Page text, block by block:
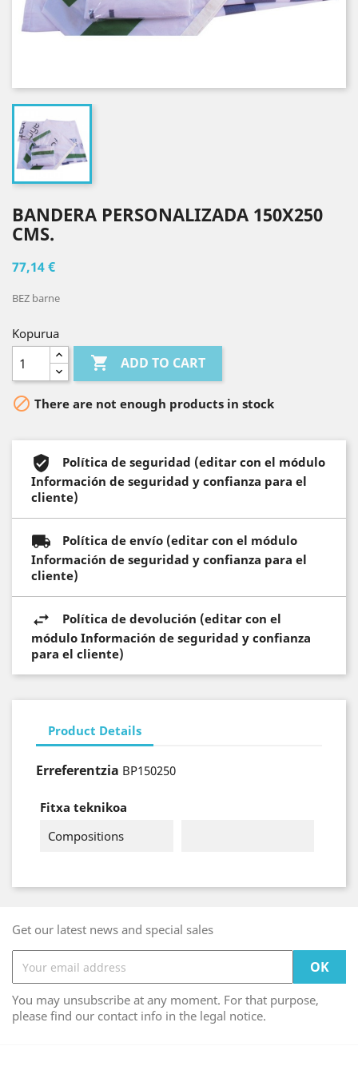
BANDERA PERSONALIZADA 150X250
CMS.
77,14 €
BEZ barne
Kopurua
 ADD TO CART
 There are not enough products in stock
Política de seguridad (editar con el módulo
Información de seguridad y confianza para el
cliente)
Política de envío (editar con el módulo
Información de seguridad y confianza para el
cliente)
Política de devolución (editar con el
módulo Información de seguridad y confianza
para el cliente)
Product Details
Erreferentzia BP150250
Fitxa teknikoa
Compositions
Get our latest news and special sales
You may unsubscribe at any moment. For that purpose,
please find our contact info in the legal notice.